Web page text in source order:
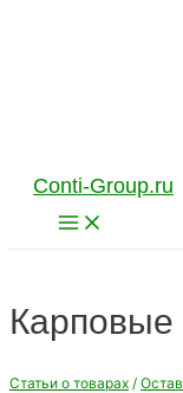
Conti-Group.ru
Main
Menu
Статьи о товарах /